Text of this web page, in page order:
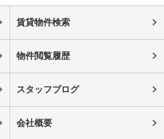
賃貸物件検索
物件閲覧履歴
スタッフブログ
会社概要